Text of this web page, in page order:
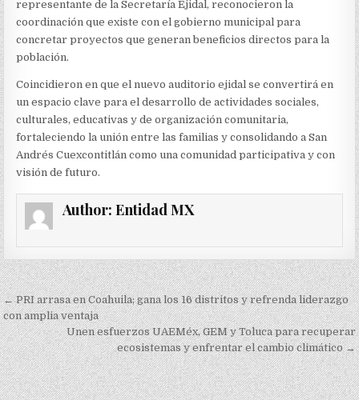
representante de la Secretaría Ejidal, reconocieron la
coordinación que existe con el gobierno municipal para
concretar proyectos que generan beneficios directos para la
población.
Coincidieron en que el nuevo auditorio ejidal se convertirá en
un espacio clave para el desarrollo de actividades sociales,
culturales, educativas y de organización comunitaria,
fortaleciendo la unión entre las familias y consolidando a San
Andrés Cuexcontitlán como una comunidad participativa y con
visión de futuro.
Author: Entidad MX
Navegación
de
entradas
← PRI arrasa en Coahuila; gana los 16 distritos y refrenda liderazgo
con amplia ventaja
Unen esfuerzos UAEMéx, GEM y Toluca para recuperar
ecosistemas y enfrentar el cambio climático →